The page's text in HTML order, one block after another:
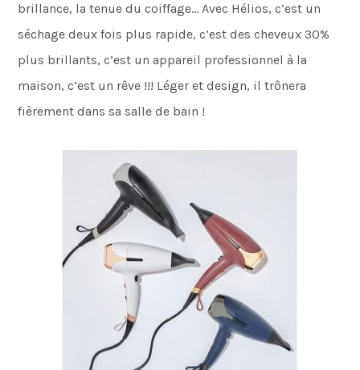
brillance, la tenue du coiffage… Avec Hélios, c’est un
séchage deux fois plus rapide, c’est des cheveux 30%
plus brillants, c’est un appareil professionnel à la
maison, c’est un rêve !!! Léger et design, il trônera
fièrement dans sa salle de bain !